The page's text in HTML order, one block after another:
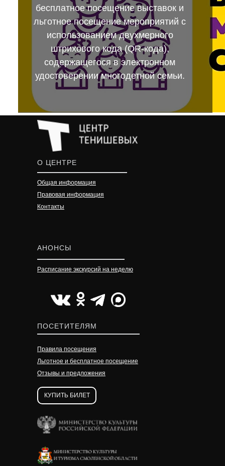
УЗНАТЬ ПОДРОБНЕЕ
бесплатное посещение выставок и
льготное посещение мероприятий с
использованием двухмерного
штрихового кода (QR-кода),
содержащегося в электронном
удостоверении многодетной семьи.
О ЦЕНТРЕ
Общая информация
Правовая информация
Контакты
АНОНСЫ
Расписание экскурсий на неделю
ПОСЕТИТЕЛЯМ
Правила посещения
Льготное и бесплатное посещение
Отзывы и предложения
КУПИТЬ БИЛЕТ